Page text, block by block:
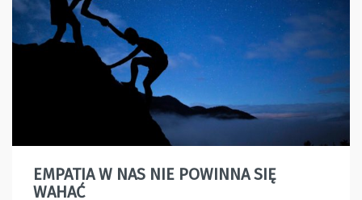
EMPATIA W NAS NIE POWINNA SIĘ
WAHAĆ